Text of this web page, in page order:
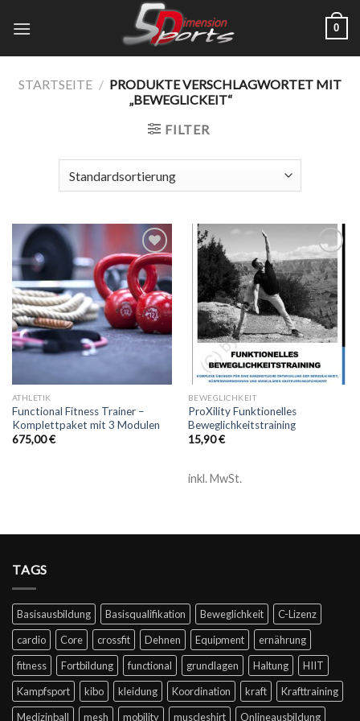
Inhalt
0
STARTSEITE / PRODUKTE VERSCHLAGWORTET MIT
„BEWEGLICKEIT“
FILTER
Add to
wishlist
ATHLETIK
Functional Fitness Trainer –
Komplettpaket mit 3 Modulen
675,00€
Add to
wishlist
BEWEGLICHKEIT
ProXility Funktionelles
Beweglichkeitstraining
15,90€
inkl. MwSt.
TAGS
Basisausbildung Basisqualifikation Beweglichkeit
C-Lizenz
cardio
Core crossfit Dehnen Equipment
ernährung
fitness
Fortbildung functional grundlagen Haltung
HIIT
Kampfsport
kibo kleidung Koordination kraft
Krafttraining
Medizinball
mesh mobility muscleshirt Onlineausbildung